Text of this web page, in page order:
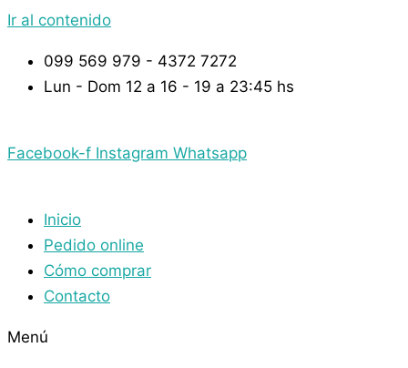
Ir al contenido
099 569 979 - 4372 7272
Lun - Dom 12 a 16 - 19 a 23:45 hs
Facebook-f Instagram Whatsapp
Inicio
Pedido online
Cómo comprar
Contacto
Menú